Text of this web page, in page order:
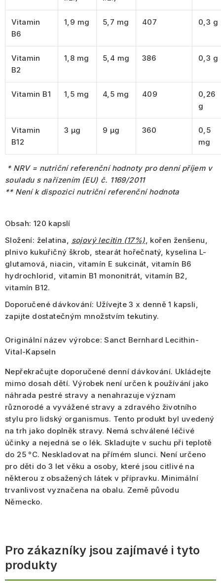
Vitamin
B6
1,9 mg 5,7 mg 407 0,3 g
Vitamin
B2
1,8 mg 5,4 mg 386 0,3 g
Vitamin B1 1,5 mg 4,5 mg 409
0,26
g
Vitamin
B12
3 µg 9 µg 360
0,5
mg
* NRV = nutriční referenční hodnoty pro denní příjem v
souladu s nařízením (EU) č. 1169/2011
** Není k dispozici nutriční referenční hodnota
Obsah: 120 kapslí
Složení: želatina, sojový lecitin (17%) , kořen ženšenu,
plnivo kukuřičný škrob, stearát hořečnatý, kyselina L-
glutamová, niacin, vitamín E sukcinát, vitamín B6
hydrochlorid, vitamin B1 mononitrát, vitamín B2,
vitamín B12.
Doporučené dávkování: Užívejte 3 x denně 1 kapsli,
zapijte dostatečným množstvím tekutiny.
Originální název výrobce: Sanct Bernhard Lecithin-
Vital-Kapseln
Nepřekračujte doporučené denní dávkování. Ukládejte
mimo dosah dětí. Výrobek není určen k používání jako
náhrada pestré stravy a nenahrazuje význam
různorodé a vyvážené stravy a zdravého životního
stylu pro lidský organismus. Tento produkt byl uvedený
na trh jako doplněk stravy. Nemá schválené léčivé
účinky a nejedná se o lék. Skladujte v suchu při teplotě
do 25 °C. Neskladovat na přímém slunci. Není určeno
pro děti do 3 let věku a osoby, které jsou citlivé na
některou z obsažených látek v přípravku. Minimální
trvanlivost vyznačena na obalu. Země původu
Německo.
Pro zákazníky jsou zajímavé i tyto
produkty